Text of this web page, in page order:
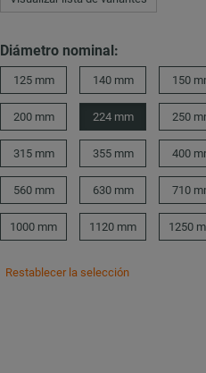
Diámetro nominal:
125 mm 140 mm 150
200 mm 224 mm 250
315 mm 355 mm 400
560 mm 630 mm 710
1000 mm 1120 mm 1250
Restablecer la selección